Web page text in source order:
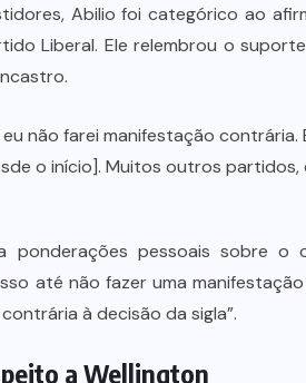
Abilio foi categórico ao
Liberal. Ele relembrou o
não farei manifestação contrária.
o início]. Muitos outros partidos,
pessoais sobre o
até não fazer uma
à decisão da sigla”.
a Wellington